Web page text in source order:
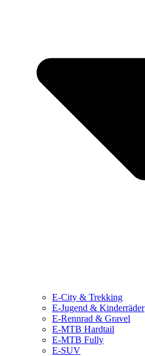
E-City & Trekking
E-Jugend & Kinderräder
E-Rennrad & Gravel
E-MTB Hardtail
E-MTB Fully
E-SUV